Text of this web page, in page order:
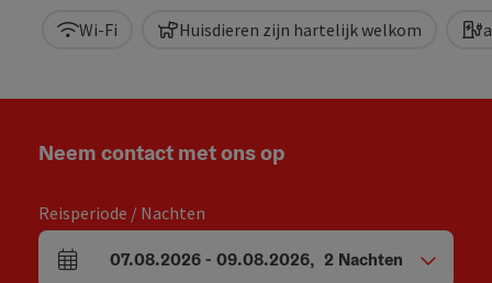
Wi-Fi Huisdieren zijn hartelijk welkom
Neem contact met ons op
Reisperiode / Nachten
Velden voor aankomst en vertrek
07.08.2026- 09.08.2026, 2 Nachten